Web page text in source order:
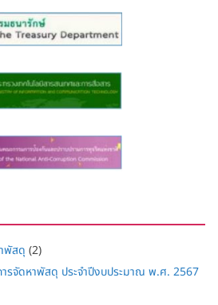
พัสดุ (2)
ารจัดหาพัสดุ ประจำปีงบประมาณ พ.ศ. 2567